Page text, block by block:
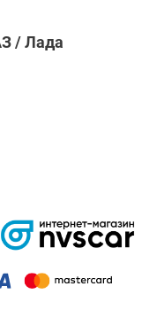
/ Лада